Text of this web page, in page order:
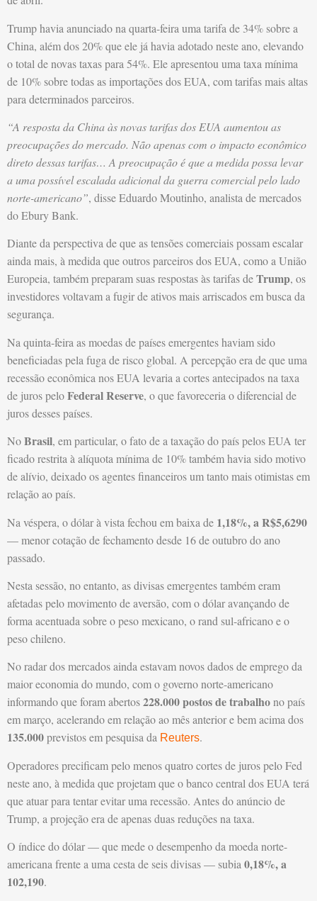
Trump havia anunciado na quarta-feira uma tarifa de 34% sobre a
China, além dos 20% que ele já havia adotado neste ano, elevando
o total de novas taxas para 54%. Ele apresentou uma taxa mínima
de 10% sobre todas as importações dos EUA, com tarifas mais altas
para determinados parceiros.
“A resposta da China às novas tarifas dos EUA aumentou as
preocupações do mercado. Não apenas com o impacto econômico
direto dessas tarifas… A preocupação é que a medida possa levar
a uma possível escalada adicional da guerra comercial pelo lado
norte-americano”, disse Eduardo Moutinho, analista de mercados
do Ebury Bank.
Diante da perspectiva de que as tensões comerciais possam escalar
ainda mais, à medida que outros parceiros dos EUA, como a União
Europeia, também preparam suas respostas às tarifas deTrump, os
investidores voltavam a fugir de ativos mais arriscados em busca da
segurança.
Na quinta-feira as moedas de países emergentes haviam sido
beneficiadas pela fuga de risco global. A percepção era de que uma
recessão econômica nos EUA levaria a cortes antecipados na taxa
de juros peloFederal Reserve, o que favoreceria o diferencial de
juros desses países.
NoBrasil, em particular, o fato de a taxação do país pelos EUA ter
ficado restrita à alíquota mínima de 10% também havia sido motivo
de alívio, deixado os agentes financeiros um tanto mais otimistas em
relação ao país.
Na véspera, o dólar à vista fechou em baixa de 1,18%, a R$5,6290
— menor cotação de fechamento desde 16 de outubro do ano
passado.
Nesta sessão, no entanto, as divisas emergentes também eram
afetadas pelo movimento de aversão, com o dólar avançando de
forma acentuada sobre o peso mexicano, o rand sul-africano e o
peso chileno.
No radar dos mercados ainda estavam novos dados de emprego da
maior economia do mundo, com o governo norte-americano
informando que foram abertos228.000 postos de trabalhono país
em março, acelerando em relação ao mês anterior e bem acima dos
135.000previstos em pesquisa da Reuters.
Operadores precificam pelo menos quatro cortes de juros pelo Fed
neste ano, à medida que projetam que o banco central dos EUA terá
que atuar para tentar evitar uma recessão. Antes do anúncio de
Trump, a projeção era de apenas duas reduções na taxa.
O índice do dólar — que mede o desempenho da moeda norte-
americana frente a uma cesta de seis divisas — subia 0,18%, a
102,190.